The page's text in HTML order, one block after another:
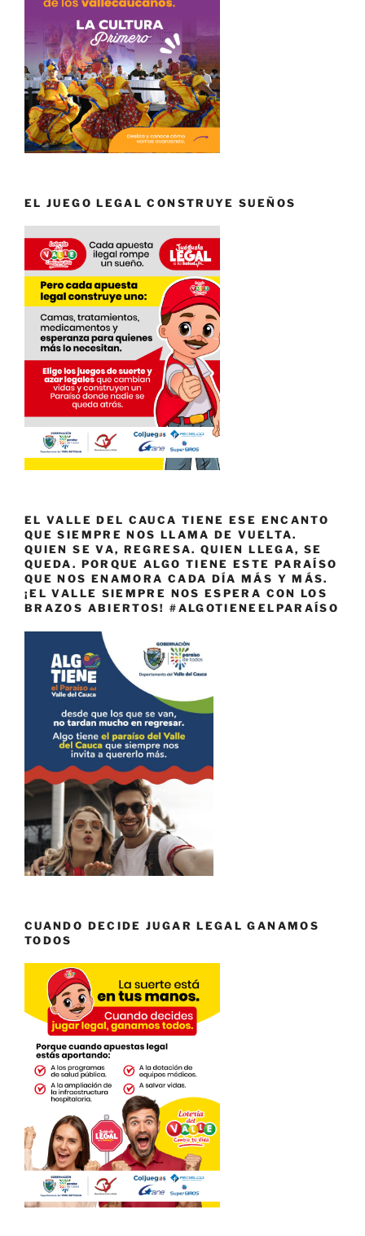
EL JUEGO LEGAL CONSTRUYE SUEÑOS
EL VALLE DEL CAUCA TIENE ESE ENCANTO
QUE SIEMPRE NOS LLAMA DE VUELTA.
QUIEN SE VA, REGRESA. QUIEN LLEGA, SE
QUEDA. PORQUE ALGO TIENE ESTE PARAÍSO
QUE NOS ENAMORA CADA DÍA MÁS Y MÁS.
¡EL VALLE SIEMPRE NOS ESPERA CON LOS
BRAZOS ABIERTOS! #ALGOTIENEELPARAÍSO
CUANDO DECIDE JUGAR LEGAL GANAMOS
TODOS